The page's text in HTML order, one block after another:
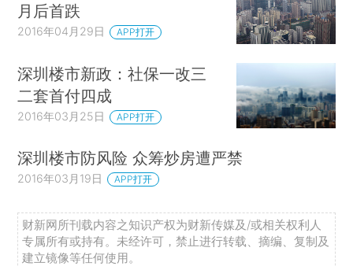
月后首跌
2016年04月29日 APP打开
深圳楼市新政：社保一改三
二套首付四成
2016年03月25日 APP打开
深圳楼市防风险 众筹炒房遭严禁
2016年03月19日 APP打开
财新网所刊载内容之知识产权为财新传媒及/或相关权利人
专属所有或持有。未经许可，禁止进行转载、摘编、复制及
建立镜像等任何使用。